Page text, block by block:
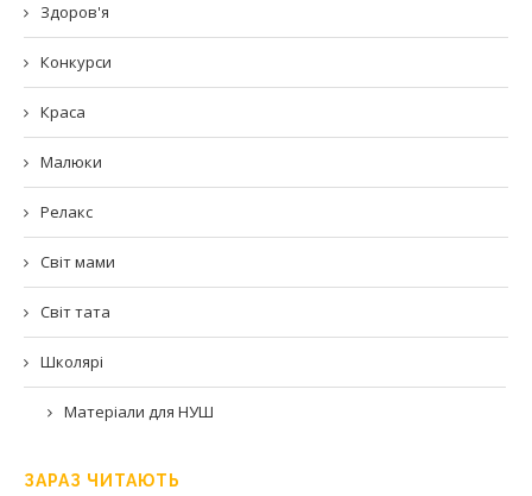
Здоров'я
Конкурси
Краса
Малюки
Релакс
Світ мами
Світ тата
Школярі
Матеріали для НУШ
ЗАРАЗ ЧИТАЮТЬ